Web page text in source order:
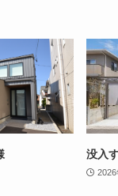
没入
2026